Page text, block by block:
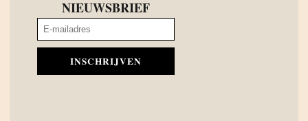
NIEUWSBRIEF
INSCHRIJVEN